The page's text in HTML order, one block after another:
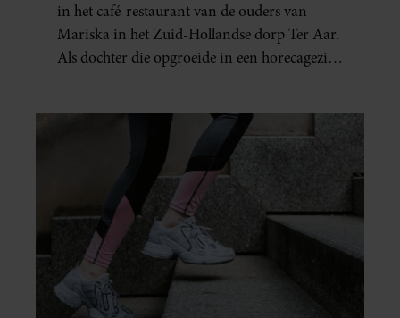
in het café-restaurant van de ouders van
Mariska in het Zuid-Hollandse dorp Ter Aar.
Als dochter die opgroeide in een horecagezin